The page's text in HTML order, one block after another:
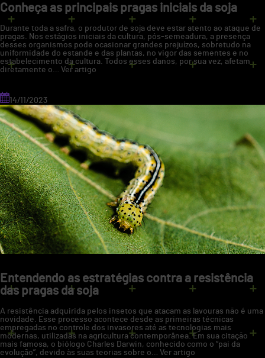
Conheça as principais pragas iniciais da soja
Durante toda a safra, o produtor de soja deve estar atento ao ataque de
pragas. Nos estágios iniciais da cultura, pós-semeadura, a presença
desses organismos pode ocasionar grandes prejuízos, sobretudo na
uniformidade do estande e das plantas, no vigor das sementes e no
estabelecimento da cultura. Todos esses danos, por sua vez, afetam
diretamente o… Ver artigo
14/11/2023
Entendendo as estratégias contra a resistência
das pragas da soja
A resistência adquirida pelos insetos que atacam as lavouras não é uma
novidade. Esse processo acontece desde as primeiras técnicas
empregadas no controle dos invasores até as tecnologias mais
modernas, utilizadas na agricultura contemporânea. Em sua citação
mais famosa, o biólogo Charles Darwin, conhecido como o “pai da
evolução”, devido às suas teorias sobre o… Ver artigo